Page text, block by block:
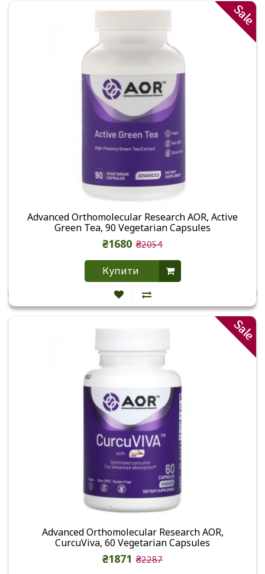
Sale
Advanced Orthomolecular Research AOR, Active
Green Tea, 90 Vegetarian Capsules
₴1680 ₴2054
Купити
Sale
Advanced Orthomolecular Research AOR,
CurcuViva, 60 Vegetarian Capsules
₴1871 ₴2287